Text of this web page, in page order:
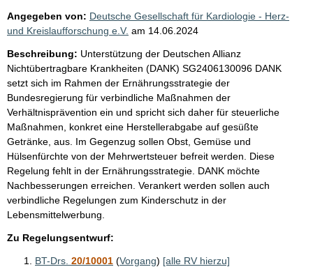
Angegeben von: Deutsche Gesellschaft für Kardiologie - Herz-
und Kreislaufforschung e.V. am 14.06.2024
Beschreibung: Unterstützung der Deutschen Allianz
Nichtübertragbare Krankheiten (DANK) SG2406130096 DANK
setzt sich im Rahmen der Ernährungsstrategie der
Bundesregierung für verbindliche Maßnahmen der
Verhältnisprävention ein und spricht sich daher für steuerliche
Maßnahmen, konkret eine Herstellerabgabe auf gesüßte
Getränke, aus. Im Gegenzug sollen Obst, Gemüse und
Hülsenfürchte von der Mehrwertsteuer befreit werden. Diese
Regelung fehlt in der Ernährungsstrategie. DANK möchte
Nachbesserungen erreichen. Verankert werden sollen auch
verbindliche Regelungen zum Kinderschutz in der
Lebensmittelwerbung.
Zu Regelungsentwurf:
BT-Drs. 20/10001 (Vorgang) [alle RV hierzu]